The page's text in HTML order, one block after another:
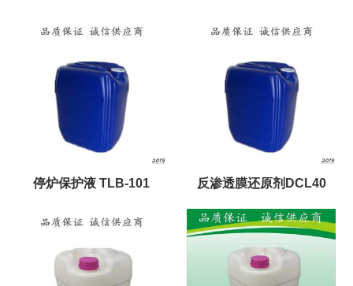
停炉保护液 TLB-101 反渗透膜还原剂DCL40